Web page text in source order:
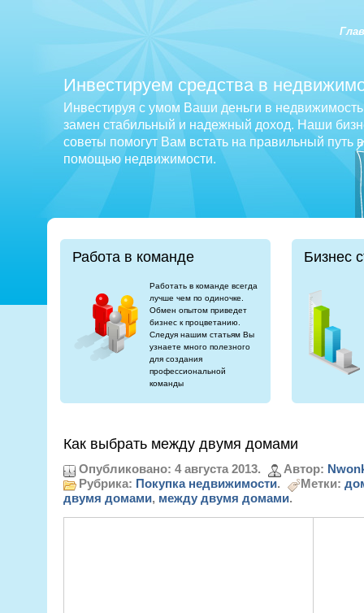
Инвестируем средства в
Инвестируя с умом Ваши деньги в
замен стабильный и надежный доход. Наши
советы помогут Вам встать на правильный путь
помощью недвижимости.
Работа в команде
Работать в команде всегда
лучше чем по одиночке.
Обмен опытом приведет
бизнес к процветанию.
Следуя нашим статьям Вы
узнаете много полезного
для создания
профессиональной
команды
Бизнес
Как выбрать между двумя домами
Опубликовано: 4 августа 2013. Автор:
Рубрика: Покупка недвижимости. Метки:
двумя домами, между двумя домами.